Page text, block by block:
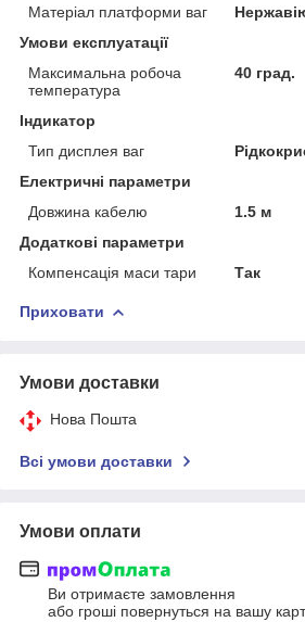
Матеріал платформи ваг
Умови експлуатації
Максимальна робоча
температура
40 град.
Індикатор
Тип дисплея ваг
Електричні параметри
Довжина кабелю
1.5 м
Додаткові параметри
Компенсація маси тари
Так
Приховати
Умови доставки
Нова Пошта
Всі умови доставки
Умови оплати
Ви отримаєте замовлення
або гроші повернуться на вашу